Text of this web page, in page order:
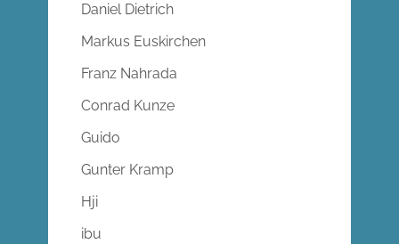
Daniel Dietrich
Markus Euskirchen
Franz Nahrada
Conrad Kunze
Guido
Gunter Kramp
Hji
ibu